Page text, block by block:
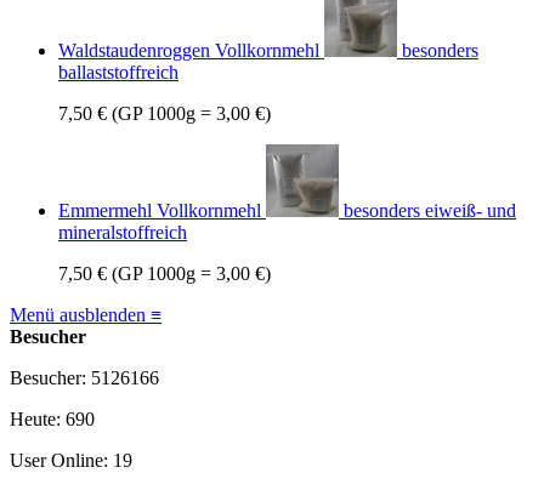
Waldstaudenroggen Vollkornmehl
besonders
ballaststoffreich
7,50 € (GP 1000g = 3,00 €)
Emmermehl Vollkornmehl
besonders eiweiß- und
mineralstoffreich
7,50 € (GP 1000g = 3,00 €)
Menü ausblenden ≡
Besucher
Besucher: 5126166
Heute: 690
User Online: 19